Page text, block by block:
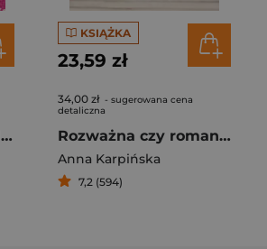
Narzeczona z second-handu
KSIĄŻKA
23,59 zł
34,00 zł - sugerowana cena
detaliczna
Rozważna czy romantyczna?
Anna Karpińska
7,2 (594)